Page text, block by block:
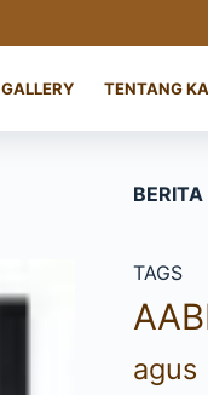
GALLERY TENTANG
TAGS
agus